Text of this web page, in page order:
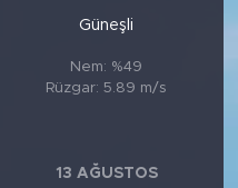
Güneşli
Nem: %49
Rüzgar: 5.89 m/s
13 AĞUSTOS